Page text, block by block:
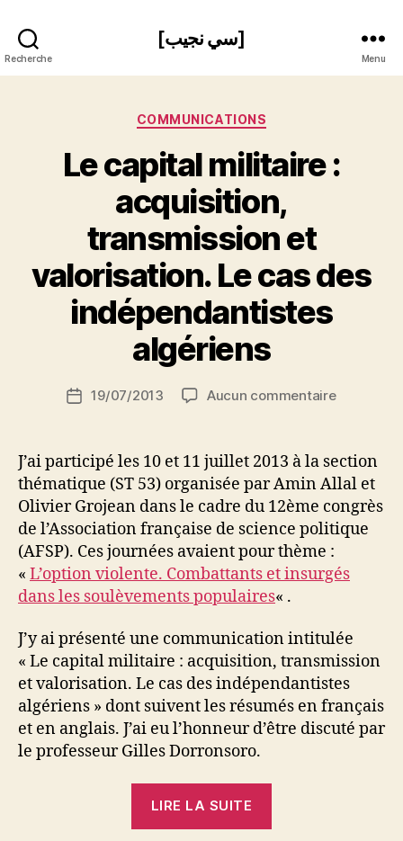
Recherche
[سي نجيب]
Menu
Catégories
COMMUNICATIONS
Le capital militaire :
acquisition,
transmission et
valorisation. Le cas des
indépendantistes
algériens
de
P
a
N
d
i
M
u
s
s
a
Date19/07/2013 Aucun commentairesur
militaire
:
et
Le
algériens
J’ai participé les 10 et 11 juillet 2013 à la section
thématique (ST 53) organisée par Amin Allal et
Olivier Grojean dans le cadre du 12ème congrès
de l’Association française de science politique
(AFSP). Ces journées avaient pour thème :
« L’option violente. Combattants et insurgés
dans les soulèvements populaires« .
J’y ai présenté une communication intitulée
« Le capital militaire : acquisition, transmission
et valorisation. Le cas des indépendantistes
algériens » dont suivent les résumés en français
et en anglais. J’ai eu l’honneur d’être discuté par
le professeur Gilles Dorronsoro.
LIRE LA SUITE